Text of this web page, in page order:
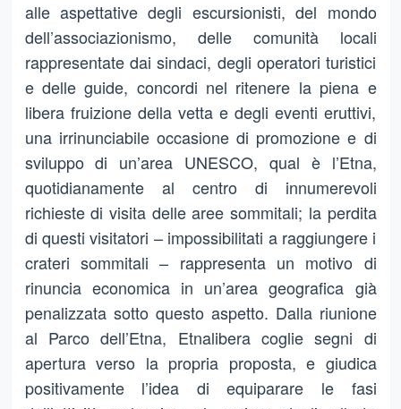
alle aspettative degli escursionisti, del mondo
dell’associazionismo, delle comunità locali
rappresentate dai sindaci, degli operatori turistici
e delle guide, concordi nel ritenere la piena e
libera fruizione della vetta e degli eventi eruttivi,
una irrinunciabile occasione di promozione e di
sviluppo di un’area UNESCO, qual è l’Etna,
quotidianamente al centro di innumerevoli
richieste di visita delle aree sommitali; la perdita
di questi visitatori – impossibilitati a raggiungere i
crateri sommitali – rappresenta un motivo di
rinuncia economica in un’area geografica già
penalizzata sotto questo aspetto. Dalla riunione
al Parco dell’Etna, Etnalibera coglie segni di
apertura verso la propria proposta, e giudica
positivamente l’idea di equiparare le fasi